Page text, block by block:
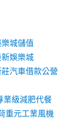
城儲值
娛樂城
汽車借款公營
業級減肥代餐
重元工業風機